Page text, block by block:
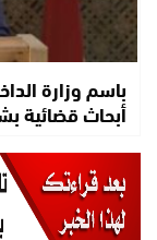
باسم وزارة
أبحاث قضائية